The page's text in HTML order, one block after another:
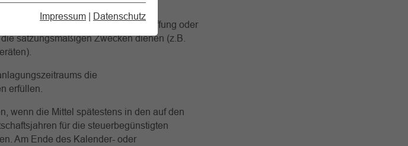
Impressum | Datenschutz
der Mittel für die Anschaffung oder
satzungsmäßigen Zwecken dienen (z.B.
die
erfüllen.
wenn die Mittel spätestens in den auf den
für die steuerbegünstigten
Am Ende des Kalender- oder